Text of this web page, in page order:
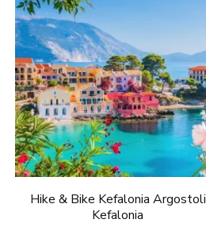
Hike & Bike Kefalonia Argostoli
Kefalonia